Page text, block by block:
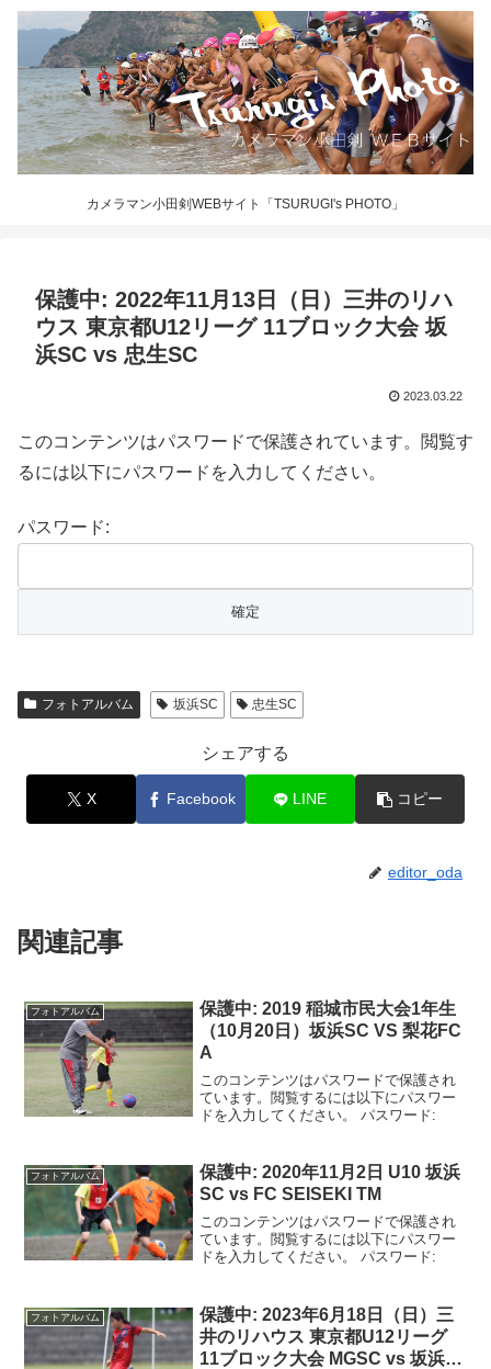
カメラマン小田剣WEBサイト「TSURUGI's PHOTO」
保護中: 2022年11月13日（日）三井のリハ
ウス 東京都U12リーグ 11ブロック大会 坂
浜SC vs 忠生SC
2023.03.22
このコンテンツはパスワードで保護されています。閲覧す
るには以下にパスワードを入力してください。
パスワード:
フォトアルバム 坂浜SC 忠生SC
シェアする
X Facebook LINE コピー
editor_oda
関連記事
フォトアルバム
保護中: 2019 稲城市民大会1年生
（10月20日）坂浜SC VS 梨花FC
A
このコンテンツはパスワードで保護され
ています。閲覧するには以下にパスワー
ドを入力してください。 パスワード:
フォトアルバム
保護中: 2020年11月2日 U10 坂浜
SC vs FC SEISEKI TM
このコンテンツはパスワードで保護され
ています。閲覧するには以下にパスワー
ドを入力してください。 パスワード:
フォトアルバム
保護中: 2023年6月18日（日）三
井のリハウス 東京都U12リーグ
11ブロック大会 MGSC vs 坂浜